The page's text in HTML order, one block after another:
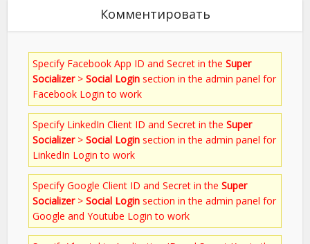
Комментировать
Specify Facebook App ID and Secret in theSuper
Socializer>Social Login section in the admin panel for
Facebook Login to work
Specify LinkedIn Client ID and Secret in theSuper
Socializer>Social Login section in the admin panel for
LinkedIn Login to work
Specify Google Client ID and Secret in theSuper
Socializer>Social Login section in the admin panel for
Google and Youtube Login to work